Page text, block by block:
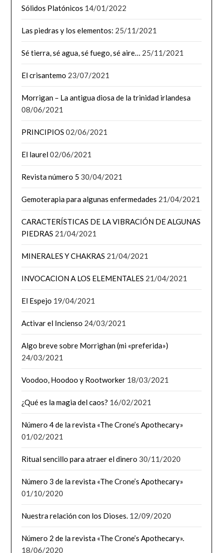
Sólidos Platónicos 14/01/2022
Las piedras y los elementos: 25/11/2021
Sé tierra, sé agua, sé fuego, sé aire… 25/11/2021
El crisantemo 23/07/2021
Morrigan – La antigua diosa de la trinidad irlandesa
08/06/2021
PRINCIPIOS 02/06/2021
El laurel02/06/2021
Revista número 5 30/04/2021
Gemoterapia para algunas enfermedades 21/04/2021
CARACTERÍSTICAS DE LA VIBRACIÓN DE ALGUNAS
PIEDRAS 21/04/2021
MINERALES Y CHAKRAS 21/04/2021
INVOCACION A LOS ELEMENTALES 21/04/2021
El Espejo 19/04/2021
Activar el Incienso 24/03/2021
Algo breve sobre Morrighan (mi «preferida»)
24/03/2021
Voodoo, Hoodoo y Rootworker 18/03/2021
¿Qué es la magia del caos? 16/02/2021
Número 4 de la revista «The Crone’s Apothecary»
01/02/2021
Ritual sencillo para atraer el dinero 30/11/2020
Número 3 de la revista «The Crone’s Apothecary»
01/10/2020
Nuestra relación con los Dioses. 12/09/2020
Número 2 de la revista «The Crone’s Apothecary».
18/06/2020